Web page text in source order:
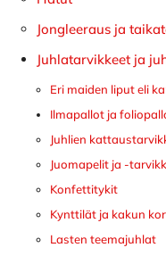
Jongleeraus ja
Juhlatarvikkeet ja
Eri maiden liput eli
Ilmapallot ja
Juhlien
Juomapelit ja -
Konfettitykit
Kynttilät ja kakun
Lasten teemajuhlat